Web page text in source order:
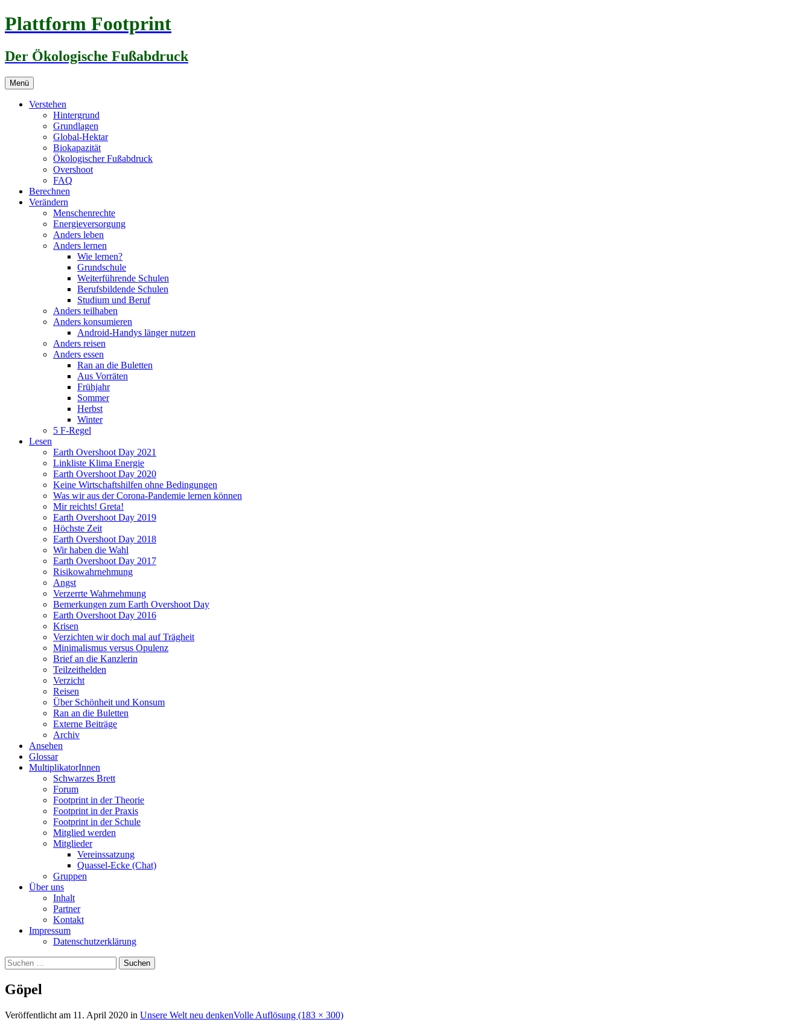
Zum
Inhalt
Plattform Footprint
Der Ökologische Fußabdruck
Menü
Verstehen
Hintergrund
Grundlagen
Global-Hektar
Biokapazität
Ökologischer Fußabdruck
Overshoot
FAQ
Berechnen
Verändern
Menschenrechte
Energieversorgung
Anders leben
Anders lernen
Wie lernen?
Grundschule
Weiterführende Schulen
Berufsbildende Schulen
Studium und Beruf
Anders teilhaben
Anders konsumieren
Android-Handys länger nutzen
Anders reisen
Anders essen
Ran an die Buletten
Aus Vorräten
Frühjahr
Sommer
Herbst
Winter
5 F-Regel
Lesen
Earth Overshoot Day 2021
Linkliste Klima Energie
Earth Overshoot Day 2020
Keine Wirtschaftshilfen ohne Bedingungen
Was wir aus der Corona-Pandemie lernen können
Mir reichts! Greta!
Earth Overshoot Day 2019
Höchste Zeit
Earth Overshoot Day 2018
Wir haben die Wahl
Earth Overshoot Day 2017
Risikowahrnehmung
Angst
Verzerrte Wahrnehmung
Bemerkungen zum Earth Overshoot Day
Earth Overshoot Day 2016
Krisen
Verzichten wir doch mal auf Trägheit
Minimalismus versus Opulenz
Brief an die Kanzlerin
Teilzeithelden
Verzicht
Reisen
Über Schönheit und Konsum
Ran an die Buletten
Externe Beiträge
Archiv
Ansehen
Glossar
MultiplikatorInnen
Schwarzes Brett
Forum
Footprint in der Theorie
Footprint in der Praxis
Footprint in der Schule
Mitglied werden
Mitglieder
Vereinssatzung
Quassel-Ecke (Chat)
Gruppen
Über uns
Inhalt
Partner
Kontakt
Impressum
Datenschutzerklärung
Suchen
nach:
Göpel
Veröffentlicht am 11. April 2020 in Unsere Welt neu denkenVolle Auflösung (183 × 300)